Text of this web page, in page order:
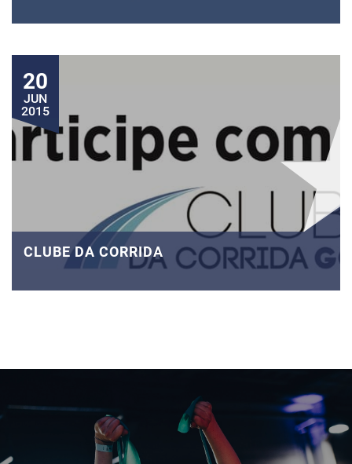
20
JUN
2015
CLUBE DA CORRIDA